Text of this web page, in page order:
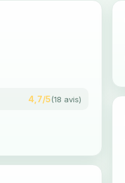
4,7/5(18 avis)